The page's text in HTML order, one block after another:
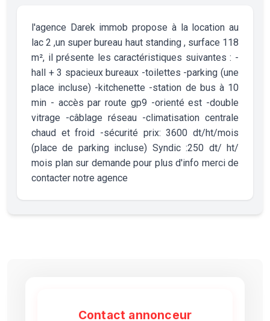
l'agence Darek immob propose à la location au
lac 2 ,un super bureau haut standing , surface 118
m², il présente les caractéristiques suivantes : -
hall + 3 spacieux bureaux -toilettes -parking (une
place incluse) -kitchenette -station de bus à 10
min - accès par route gp9 -orienté est -double
vitrage -câblage réseau -climatisation centrale
chaud et froid -sécurité prix: 3600 dt/ht/mois
(place de parking incluse) Syndic :250 dt/ ht/
mois plan sur demande pour plus d'info merci de
contacter notre agence
Contact annonceur